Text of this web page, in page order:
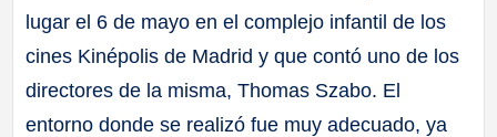
lugar el 6 de mayo en el complejo infantil de los
cines Kinépolis de Madrid y que contó uno de los
directores de la misma, Thomas Szabo. El
entorno donde se realizó fue muy adecuado, ya